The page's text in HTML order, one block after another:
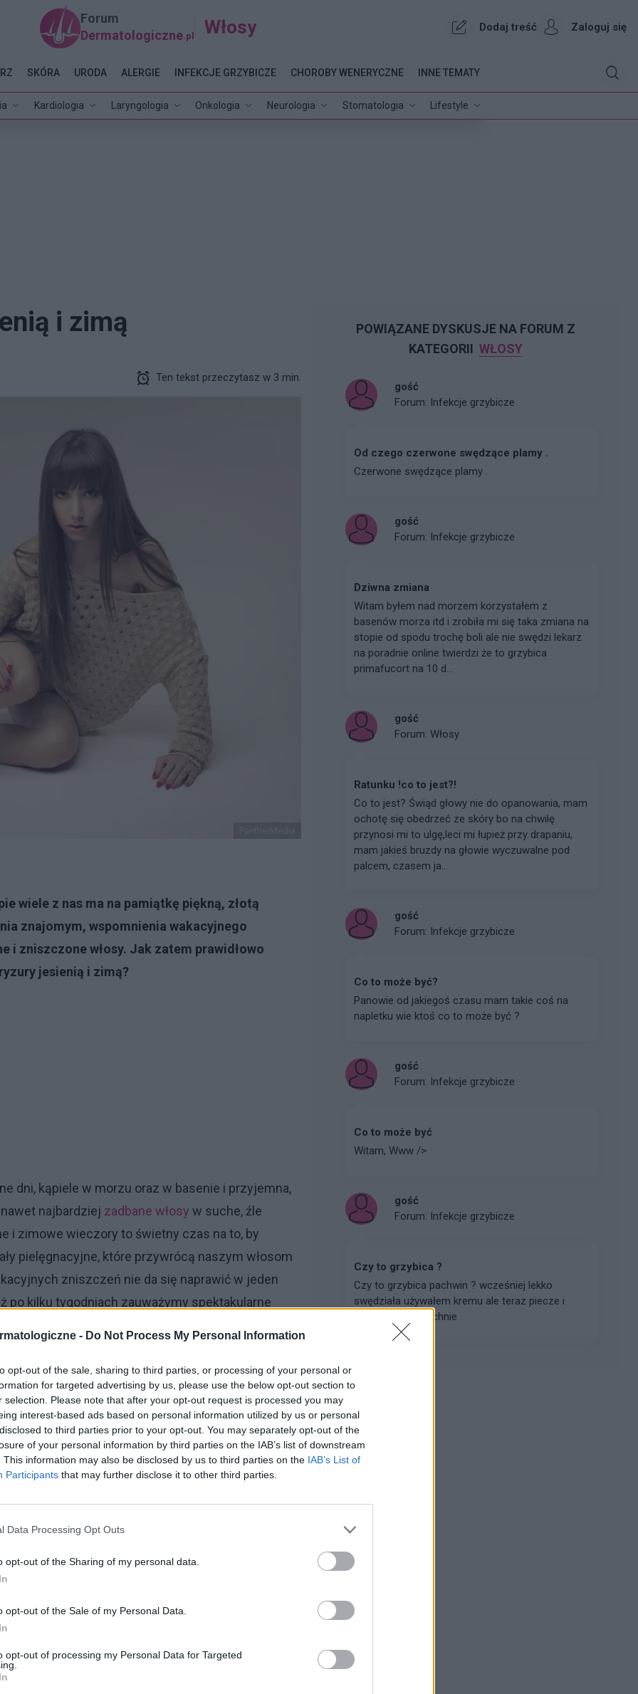
- Do Not Process My Personal Information
opt-out of the sale, sharing to third parties, or processing of your personal or
for targeted advertising by us, please use the below opt-out section to
selection. Please note that after your opt-out request is processed you may
interest-based ads based on personal information utilized by us or personal
to third parties prior to your opt-out. You may separately opt-out of the
of your personal information by third parties on the IAB’s list of downstream
This information may also be disclosed by us to third parties on the IAB’s List of
Participants that may further disclose it to other third parties.
Data Processing Opt Outs
opt-out of the Sharing of my personal data.
opt-out of the Sale of my Personal Data.
opt-out of processing my Personal Data for Targeted
Forum
Dermatologiczne.pl Włosy Dodaj treść Zaloguj się
Kardiologia Laryngologia Onkologia Neurologia Stomatologia Lifestyle
SKÓRA URODA ALERGIE INFEKCJE GRZYBICZE CHOROBY WENERYCZNE INNE TEMATY
i zimą
Ten tekst przeczytasz w 3 min.
wiele z nas ma na pamiątkę piękną, złotą
znajomym, wspomnienia wakacyjnego
i zniszczone włosy. Jak zatem prawidłowo
jesienią i zimą?
dni, kąpiele w morzu oraz w basenie i przyjemna,
najbardziej zadbane włosy w suche, źle
i zimowe wieczory to świetny czas na to, by
pielęgnacyjne, które przywrócą naszym włosom
zniszczeń nie da się naprawić w jeden
po kilku tygodniach zauważymy spektakularne
warto jest ściąć najbardziej zniszczone
a na myśl o nożyczkach wzdrygasz się z
końcówki łamią się, a zniszczenia stają się coraz
jednorazowego ścięcia pięciu centymetrów,
włosów – bo zniszczone i suche końcówki
pozbyć się mechanicznie uszkodzonej
i zapobiec dalszym zniszczeniom!
powinno być wprowadzenie do
na kondycję włosów. Podczas spłukiwania
skórę głowy, by pobudzić krążenie krwi. Dzięki
POWIĄZANE DYSKUSJE NA FORUM Z
KATEGORII WŁOSY
gość
Forum: Infekcje grzybicze
Od czego czerwone swędzące plamy .
Czerwone swędzące plamy .
gość
Forum: Infekcje grzybicze
Dziwna zmiana
Witam byłem nad morzem korzystałem z
basenów morza itd i zrobiła mi się taka zmiana na
stopie od spodu trochę boli ale nie swędzi lekarz
na poradnie online twierdzi że to grzybica
primafucort na 10 d...
gość
Forum: Włosy
Ratunku !co to jest?!
Co to jest? Świąd głowy nie do opanowania, mam
ochotę się obedrzeć ze skóry bo na chwilę
przynosi mi to ulgę,leci mi łupież przy drapaniu,
mam jakieś bruzdy na głowie wyczuwalne pod
palcem, czasem ja...
gość
Forum: Infekcje grzybicze
Co to może być?
Panowie od jakiegoś czasu mam takie coś na
napletku wie ktoś co to może być ?
gość
Forum: Infekcje grzybicze
Co to może być
Witam, Www />
gość
Forum: Infekcje grzybicze
Czy to grzybica ?
Czy to grzybica pachwin ? wcześniej lekko
swędziała używałem kremu ale teraz piecze i
nieprzyjemnie pachnie
Reklama: